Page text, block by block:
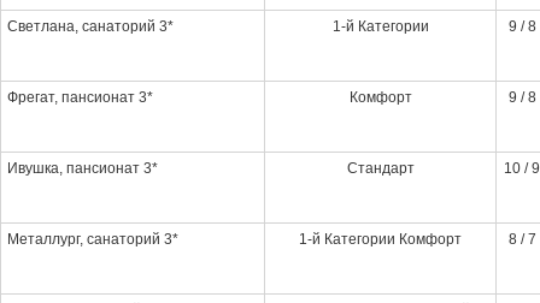
Светлана, санаторий 3* 1-й Категории 9 / 8
Фрегат, пансионат 3* Комфорт 9 / 8
Ивушка, пансионат 3* Стандарт 10 / 9
Металлург, санаторий 3* 1-й Категории Комфорт 8 / 7